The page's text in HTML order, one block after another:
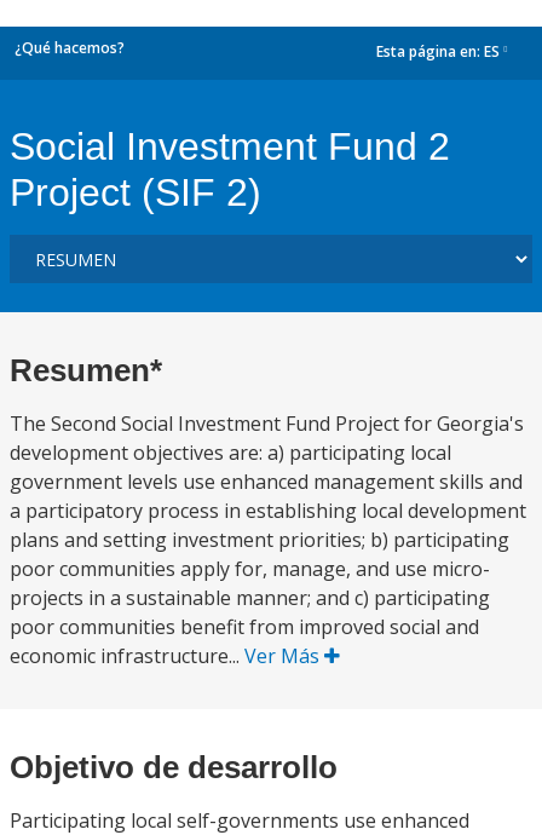
¿Qué hacemos? Esta página en: ES
Social Investment Fund 2
Project (SIF 2)
Resumen*
The Second Social Investment Fund Project for Georgia's
development objectives are: a) participating local
government levels use enhanced management skills and
a participatory process in establishing local development
plans and setting investment priorities; b) participating
poor communities apply for, manage, and use micro-
projects in a sustainable manner; and c) participating
poor communities benefit from improved social and
economic infrastructure... Ver Más
Objetivo de desarrollo
Participating local self-governments use enhanced